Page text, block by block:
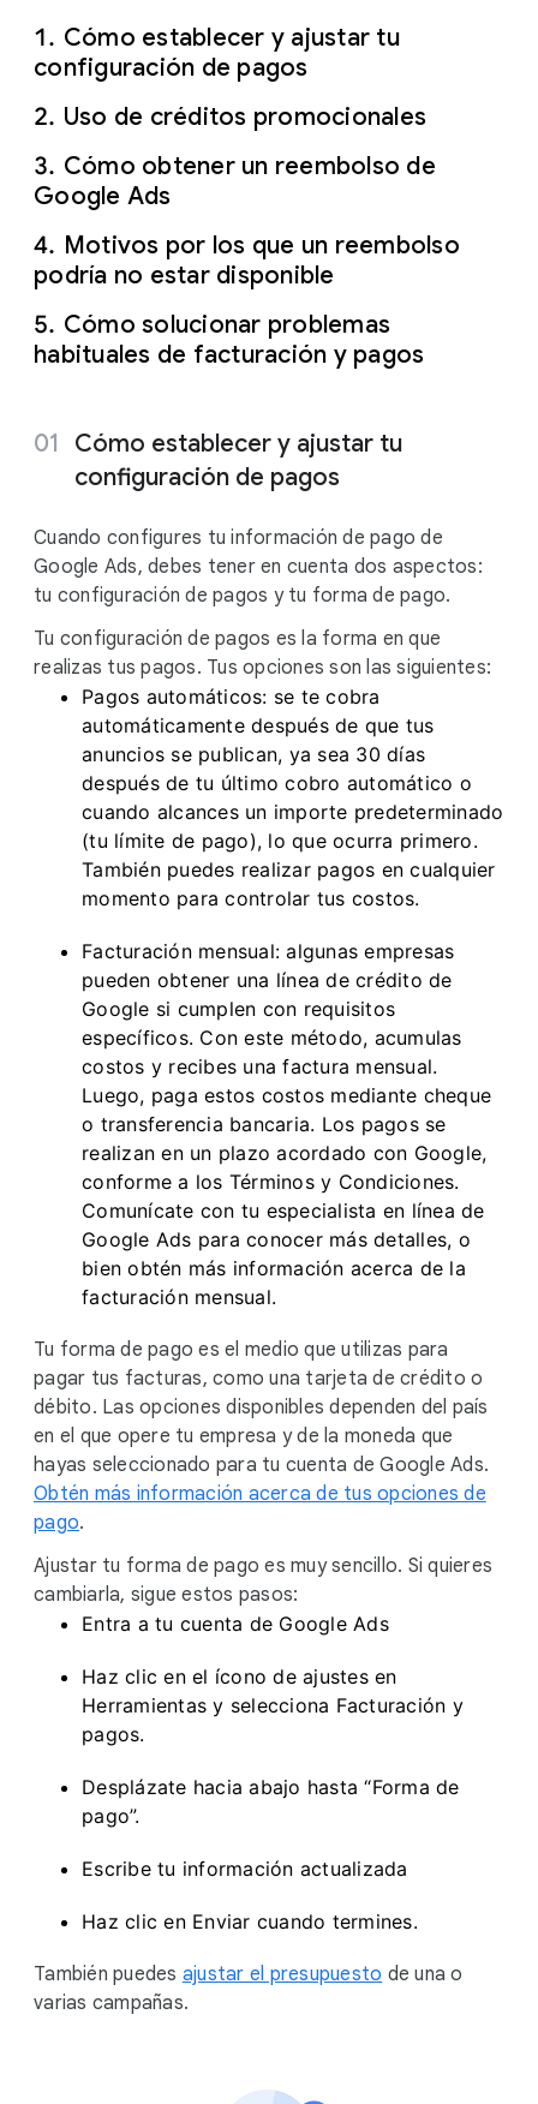
Cómo establecer y ajustar tu
configuración de pagos
Uso de créditos promocionales
Cómo obtener un reembolso de
Google Ads
Motivos por los que un reembolso
podría no estar disponible
Cómo solucionar problemas
habituales de facturación y pagos
Cómo establecer y ajustar tu
configuración de pagos
Cuando configures tu información de pago de
Google Ads, debes tener en cuenta dos aspectos:
tu configuración de pagos y tu forma de pago.
Tu configuración de pagos es la forma en que
realizas tus pagos. Tus opciones son las siguientes:
Pagos automáticos: se te cobra
automáticamente después de que tus
anuncios se publican, ya sea 30 días
después de tu último cobro automático o
cuando alcances un importe predeterminado
(tu límite de pago), lo que ocurra primero.
También puedes realizar pagos en cualquier
momento para controlar tus costos.
Facturación mensual: algunas empresas
pueden obtener una línea de crédito de
Google si cumplen con requisitos
específicos. Con este método, acumulas
costos y recibes una factura mensual.
Luego, paga estos costos mediante cheque
o transferencia bancaria. Los pagos se
realizan en un plazo acordado con Google,
conforme a los Términos y Condiciones.
Comunícate con tu especialista en línea de
Google Ads para conocer más detalles, o
bien obtén más información acerca de la
facturación mensual.
Tu forma de pago es el medio que utilizas para
pagar tus facturas, como una tarjeta de crédito o
débito. Las opciones disponibles dependen del país
en el que opere tu empresa y de la moneda que
hayas seleccionado para tu cuenta de Google Ads.
Obtén más información acerca de tus opciones de
pago.
Ajustar tu forma de pago es muy sencillo. Si quieres
cambiarla, sigue estos pasos:
Entra a tu cuenta de Google Ads
Haz clic en el ícono de ajustes en
Herramientas y selecciona Facturación y
pagos.
Desplázate hacia abajo hasta “Forma de
pago”.
Escribe tu información actualizada
Haz clic en Enviar cuando termines.
También puedes ajustar el presupuesto de una o
varias campañas.